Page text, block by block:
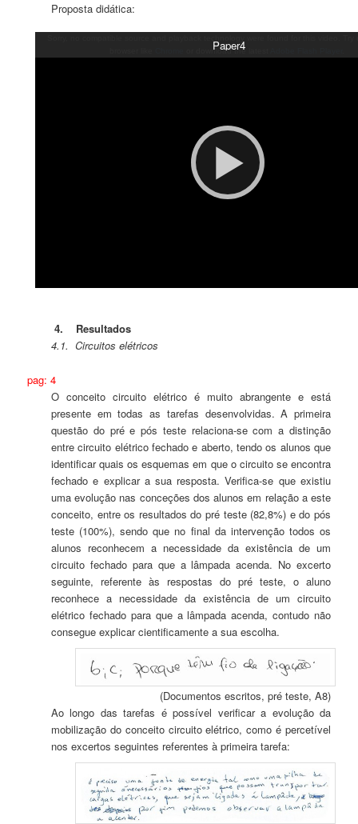
Proposta didática:
Paper4
or download the latest
4. Resultados
4.1.Circuitos elétricos
pag: 4
O conceito circuito elétrico é muito abrangente e está
presente em todas as tarefas desenvolvidas. A primeira
questão do pré e pós teste relaciona-se com a distinção
entre circuito elétrico fechado e aberto, tendo os alunos que
identificar quais os esquemas em que o circuito se encontra
fechado e explicar a sua resposta. Verifica-se que existiu
uma evolução nas conceções dos alunos em relação a este
conceito, entre os resultados do pré teste (82,8%) e do pós
teste (100%), sendo que no final da intervenção todos os
alunos reconhecem a necessidade da existência de um
circuito fechado para que a lâmpada acenda. No excerto
seguinte, referente às respostas do pré teste, o aluno
reconhece a necessidade da existência de um circuito
elétrico fechado para que a lâmpada acenda, contudo não
consegue explicar cientificamente a sua escolha.
(Documentos escritos, pré teste, A8)
Ao longo das tarefas é possível verificar a evolução da
mobilização do conceito circuito elétrico, como é percetível
nos excertos seguintes referentes à primeira tarefa: